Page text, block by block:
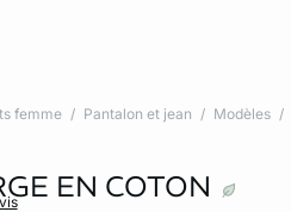
femme Pantalon et jean Modèles
EN COTON